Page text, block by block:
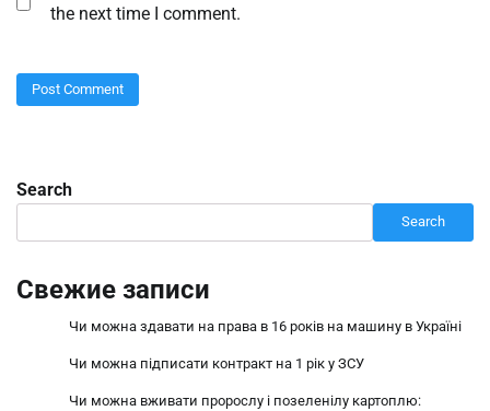
the next time I comment.
Search
Search
Свежие записи
Чи можна здавати на права в 16 років на машину в Україні
Чи можна підписати контракт на 1 рік у ЗСУ
Чи можна вживати пророслу і позеленілу картоплю: